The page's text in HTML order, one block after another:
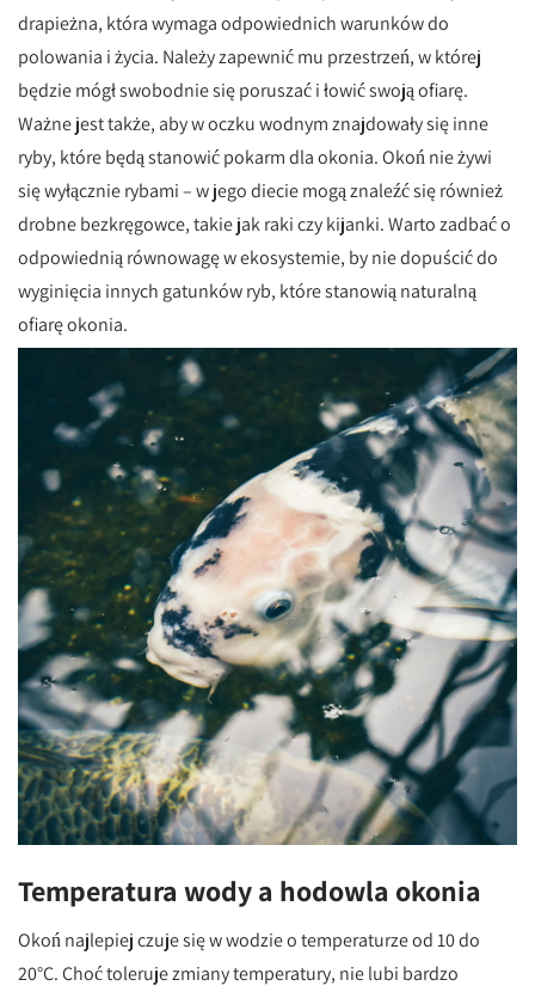
drapieżna, która wymaga odpowiednich warunków do
polowania i życia. Należy zapewnić mu przestrzeń, w której
będzie mógł swobodnie się poruszać i łowić swoją ofiarę.
Ważne jest także, aby w oczku wodnym znajdowały się inne
ryby, które będą stanowić pokarm dla okonia. Okoń nie żywi
się wyłącznie rybami – w jego diecie mogą znaleźć się również
drobne bezkręgowce, takie jak raki czy kijanki. Warto zadbać o
odpowiednią równowagę w ekosystemie, by nie dopuścić do
wyginięcia innych gatunków ryb, które stanowią naturalną
ofiarę okonia.
Temperatura wody a hodowla okonia
Okoń najlepiej czuje się w wodzie o temperaturze od 10 do
20°C. Choć toleruje zmiany temperatury, nie lubi bardzo